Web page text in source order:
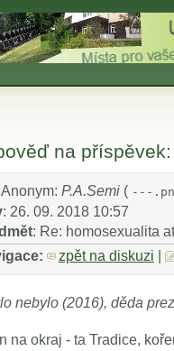
na
Anonym: P.A.Semi ( ---
: 26. 09. 2018 10:57
: Re: homosexualita
zpět na diskuzi
nebylo (2016), děda
na okraj - ta Tradice,